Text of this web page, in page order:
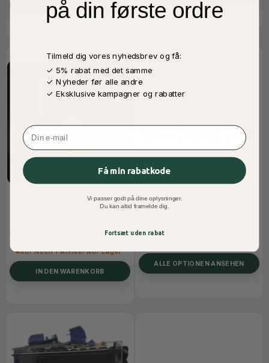
IN DEN WARENKORB
53% RABATT
FELSENDOM ACRYLRAHMEN
75,00 DKK
Nur Noch 1 Artikel Auf Lager
IN DEN WARENKORB
KAABAA & MASJID NABAWI
NØGLERING, RUND
ALLE OPTIONEN ANSEHEN
på din første ordre
Tilmeld dig vores nyhedsbrev og få:
✓ 5% rabat med det samme
✓ Nyheder før alle andre
✓ Eksklusive kampagner og rabatter
Email
Få min rabatkode
Vi passer godt på dine oplysninger.
Du kan altid framelde dig.
Fortsæt uden rabat